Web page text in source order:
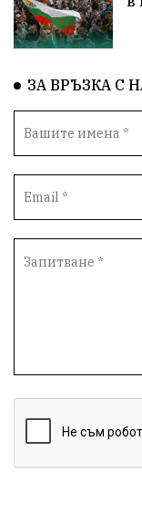
ОколнаСреда
Безводие
ВоднаКриза
Катастрофа
Дарение
ЗА ВРЪЗКА С